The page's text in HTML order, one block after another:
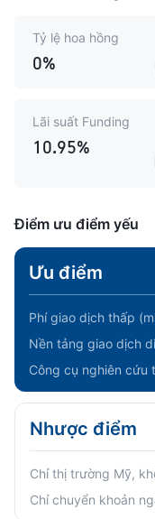
Tỷ lệ hoa hồng
0%
Lãi suất Funding
10.95%
Điểm ưu điểm yếu
Ưu điểm
Phí giao dịch thấp
Nền tảng giao dịch
Công cụ nghiên cứu
Nhược điểm
Chỉ thị trường Mỹ,
Chỉ chuyển khoản